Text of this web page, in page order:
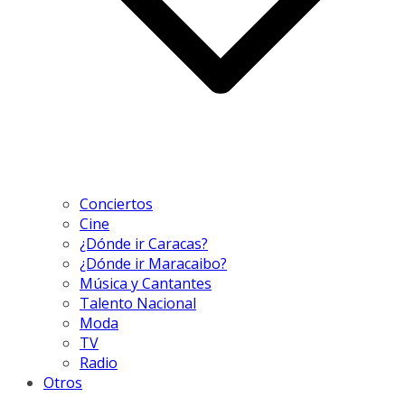
Conciertos
Cine
¿Dónde ir Caracas?
¿Dónde ir Maracaibo?
Música y Cantantes
Talento Nacional
Moda
TV
Radio
Otros